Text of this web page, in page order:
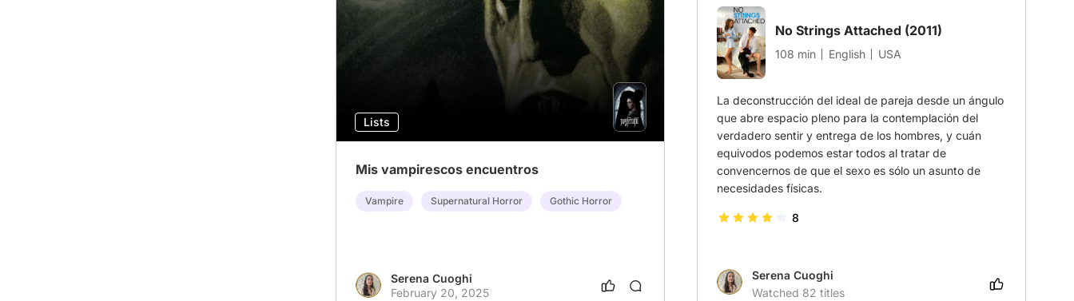
Lists
Mis vampirescos encuentros
Vampire Supernatural Horror Gothic Horror
Serena Cuoghi
February 20, 2025
No Strings Attached (2011)
108 min English USA
La deconstrucción del ideal de pareja desde un ángulo
que abre espacio pleno para la contemplación del
verdadero sentir y entrega de los hombres, y cuán
equivodos podemos estar todos al tratar de
convencernos de que el sexo es sólo un asunto de
necesidades físicas.
8
Serena Cuoghi
Watched 82 titles